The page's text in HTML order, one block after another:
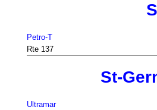
Petro-T
Rte 137
St-
Ultramar